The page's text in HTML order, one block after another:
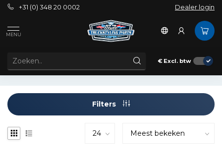
+31 (0) 348 20 0002 Dealer login
MENU
€ Excl. btw
Tags
PRODUCTEN GETAGD MET 8152722
Filters